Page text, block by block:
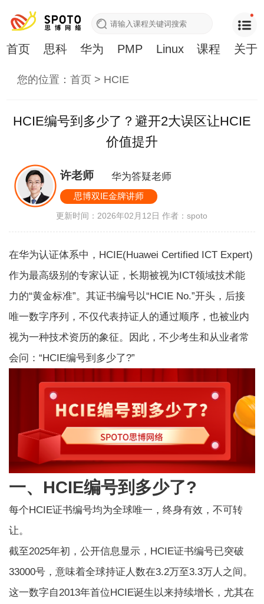
首页 思科 华为 PMP Linux 课程 关于
您的位置：首页 > HCIE
HCIE编号到多少了？避开2大误区让HCIE
价值提升
许老师 华为答疑老师
思博双IE金牌讲师
更新时间：2026年02月12日作者：spoto
在华为认证体系中，HCIE(Huawei Certified ICT Expert)
作为最高级别的专家认证，长期被视为ICT领域技术能
力的“黄金标准”。其证书编号以“HCIE No.”开头，后接
唯一数字序列，不仅代表持证人的通过顺序，也被业内
视为一种技术资历的象征。因此，不少考生和从业者常
会问：“HCIE编号到多少了?”
一、HCIE编号到多少了?
每个HCIE证书编号均为全球唯一，终身有效，不可转
让。
截至2025年初，公开信息显示，HCIE证书编号已突破
33000号，意味着全球持证人数在3.2万至3.3万人之间。
这一数字自2013年首位HCIE诞生以来持续增长，尤其在